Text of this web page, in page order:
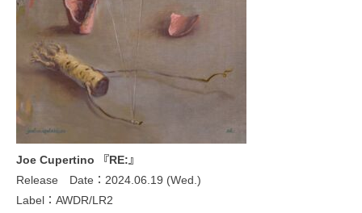
Joe Cupertino 『RE:』
Release Date：2024.06.19 (Wed.)
Label：AWDR/LR2